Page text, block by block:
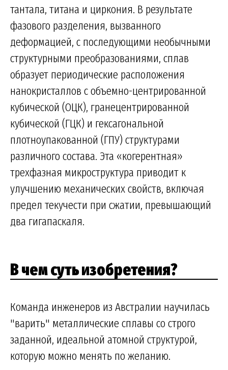
тантала, титана и циркония. В результате
фазового разделения, вызванного
деформацией, с последующими необычными
структурными преобразованиями, сплав
образует периодические расположения
нанокристаллов с объемно-центрированной
кубической (ОЦК), гранецентрированной
кубической (ГЦК) и гексагональной
плотноупакованной (ГПУ) структурами
различного состава. Эта «когерентная»
трехфазная микроструктура приводит к
улучшению механических свойств, включая
предел текучести при сжатии, превышающий
два гигапаскаля.
В чем суть изобретения?
Команда инженеров из Австралии научилась
"варить" металлические сплавы со строго
заданной, идеальной атомной структурой,
которую можно менять по желанию.